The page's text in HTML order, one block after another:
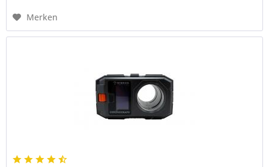
Merken